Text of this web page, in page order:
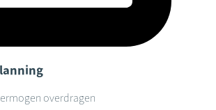
overdragen